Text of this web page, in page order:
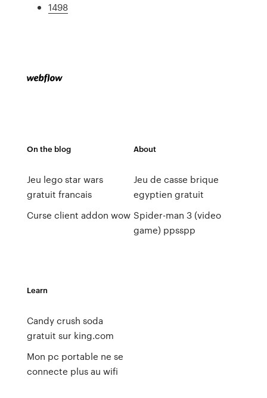
1498
On the blog
Jeu lego star wars
gratuit francais
Curse client addon wow
About
Jeu de casse brique
egyptien gratuit
Spider-man 3 (video
game) ppsspp
Learn
Candy crush soda
gratuit sur king.com
Mon pc portable ne se
connecte plus au wifi